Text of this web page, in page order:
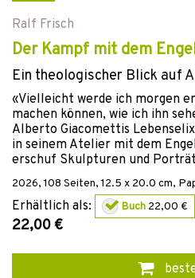
Ralf Frisch
Der Kampf mit dem
Ein theologischer Blick auf
«Vielleicht werde ich morgen
machen können, wie ich ihn
Alberto Giacomettis
in seinem Atelier mit dem
erschuf Skulpturen und
2026, 108 Seiten, 12.5 x 20.0 cm,
Erhältlich als: Buch 22,00 €
22,00 €